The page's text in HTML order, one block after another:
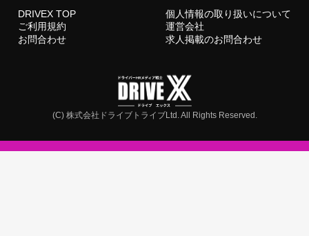
DRIVEX TOP
個人情報の取り扱いについて
ご利用規約
運営会社
お問合わせ
求人掲載のお問合わせ
(C) 株式会社ドライブトライブLtd. All Rights Reserved.